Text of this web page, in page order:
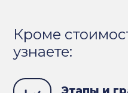
Кроме
узнаете: